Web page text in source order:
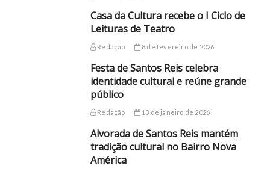
Casa da Cultura recebe o I Ciclo de
Leituras de Teatro
Redação 8 de fevereiro de 2026
Festa de Santos Reis celebra
identidade cultural e reúne grande
público
Redação 13 de janeiro de 2026
Alvorada de Santos Reis mantém
tradição cultural no Bairro Nova
América